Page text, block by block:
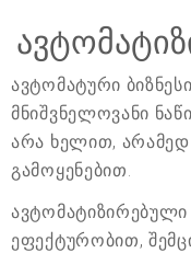
ავტომატური
მნიშვნელოვანი
არა ხელით,
გამოყენებით.
ეფექტურობით,